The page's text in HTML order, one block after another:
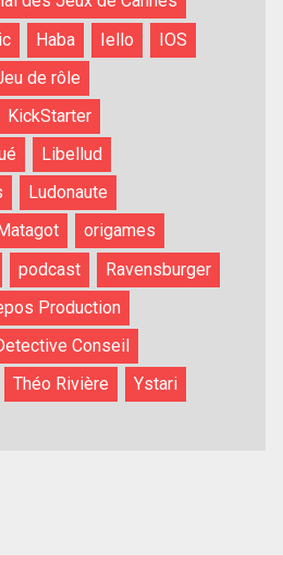
Haba Iello
IOS
de rôle
KickStarter
Libellud
Ludonaute
Matagot
origames
podcast
Ravensburger
Production
Conseil
Théo Rivière
Ystari